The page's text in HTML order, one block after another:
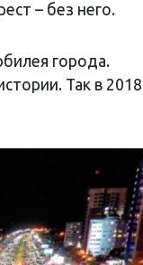
– без него.
города.
Так в 2018